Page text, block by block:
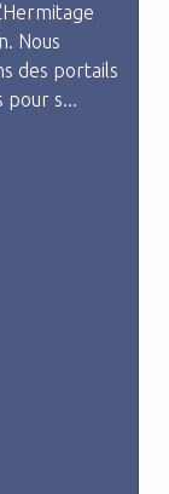
Nous
des portails
s...